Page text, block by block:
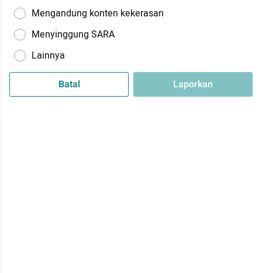
Mengandung konten kekerasan
Menyinggung SARA
Lainnya
Batal Laporkan